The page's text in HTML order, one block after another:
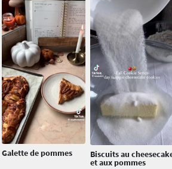
Galette de pommes Biscuits au
et aux pommes